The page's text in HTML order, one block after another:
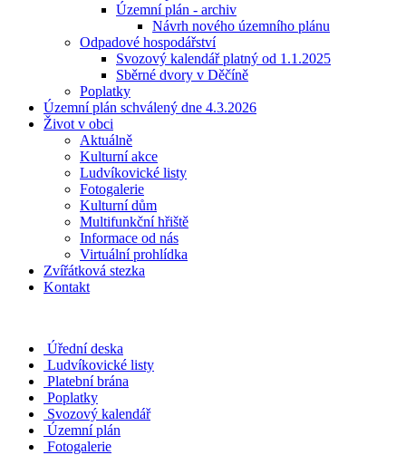
Územní plán - archiv
Návrh nového územního plánu
Odpadové hospodářství
Svozový kalendář platný od 1.1.2025
Sběrné dvory v Děčíně
Poplatky
Územní plán schválený dne 4.3.2026
Život v obci
Aktuálně
Kulturní akce
Ludvíkovické listy
Fotogalerie
Kulturní dům
Multifunkční hřiště
Informace od nás
Virtuální prohlídka
Zvířátková stezka
Kontakt
Úřední deska
Ludvíkovické listy
Platební brána
Poplatky
Svozový kalendář
Územní plán
Fotogalerie